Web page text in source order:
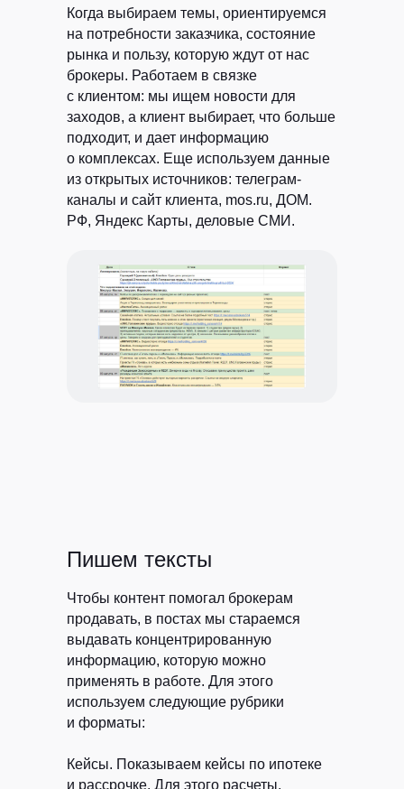
Когда выбираем темы, ориентируемся
на потребности заказчика, состояние
рынка и пользу, которую ждут от нас
брокеры. Работаем в связке
с клиентом: мы ищем новости для
заходов, а клиент выбирает, что больше
подходит, и дает информацию
о комплексах. Еще используем данные
из открытых источников: телеграм-
каналы и сайт клиента, mos.ru, ДОМ.
РФ, Яндекс Карты, деловые СМИ.
Пишем тексты
Чтобы контент помогал брокерам
продавать, в постах мы стараемся
выдавать концентрированную
информацию, которую можно
применять в работе. Для этого
используем следующие рубрики
и форматы:
Кейсы. Показываем кейсы по ипотеке
и рассрочке. Для этого расчеты,